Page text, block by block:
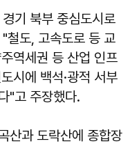
기 북부 중심도시로
철도, 고속도로 등 교
역세권 등 산업 인프
시에 백석·광적 서부
"고 주장했다.
산과 도락산에 종합장